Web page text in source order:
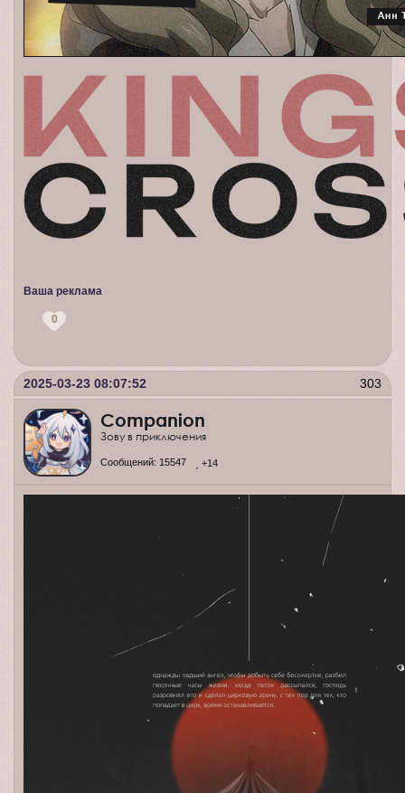
Ваша реклама
0
303
2025-03-23 08:07:52
Companion
Зову в приключения
Сообщений: 15547 +14